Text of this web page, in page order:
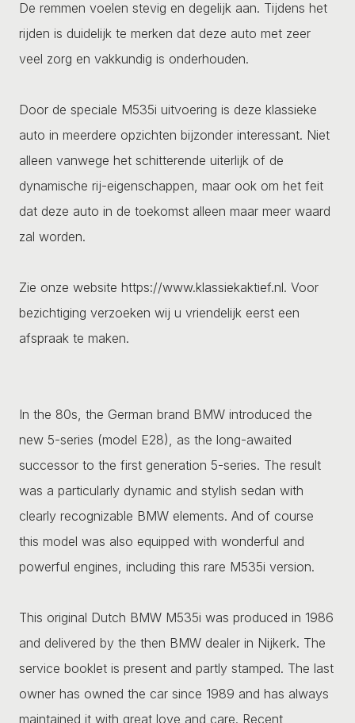
De remmen voelen stevig en degelijk aan. Tijdens het
rijden is duidelijk te merken dat deze auto met zeer
veel zorg en vakkundig is onderhouden.
Door de speciale M535i uitvoering is deze klassieke
auto in meerdere opzichten bijzonder interessant. Niet
alleen vanwege het schitterende uiterlijk of de
dynamische rij-eigenschappen, maar ook om het feit
dat deze auto in de toekomst alleen maar meer waard
zal worden.
Zie onze website https://www.klassiekaktief.nl. Voor
bezichtiging verzoeken wij u vriendelijk eerst een
afspraak te maken.
In the 80s, the German brand BMW introduced the
new 5-series (model E28), as the long-awaited
successor to the first generation 5-series. The result
was a particularly dynamic and stylish sedan with
clearly recognizable BMW elements. And of course
this model was also equipped with wonderful and
powerful engines, including this rare M535i version.
This original Dutch BMW M535i was produced in 1986
and delivered by the then BMW dealer in Nijkerk. The
service booklet is present and partly stamped. The last
owner has owned the car since 1989 and has always
maintained it with great love and care. Recent